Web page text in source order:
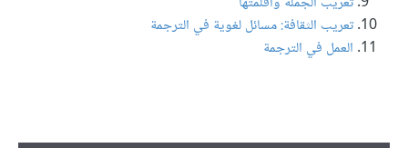
تعريب الثقافة: مسائل لغوية في الترجمة
العمل في الترجمة